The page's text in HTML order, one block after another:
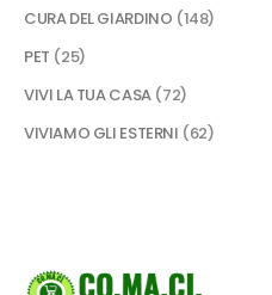
CURA DEL GIARDINO (148)
PET (25)
VIVI LA TUA CASA (72)
VIVIAMO GLI ESTERNI (62)